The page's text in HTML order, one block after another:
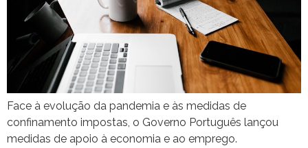
Face à evolução da pandemia e às medidas de
confinamento impostas, o Governo Português lançou
medidas de apoio à economia e ao emprego.